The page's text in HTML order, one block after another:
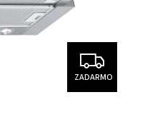
ZADARMO